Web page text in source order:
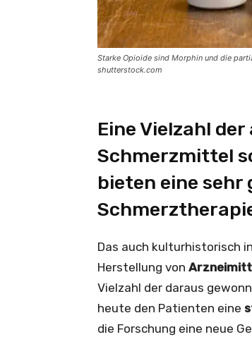
Starke Opioide sind Morphin und die
shutterstock.com
Eine Vielzahl
Schmerzmittel
bieten eine sehr
Das auch kulturhistorisch
Herstellung von
Vielzahl der daraus
heute den Patienten eine
die Forschung eine neue